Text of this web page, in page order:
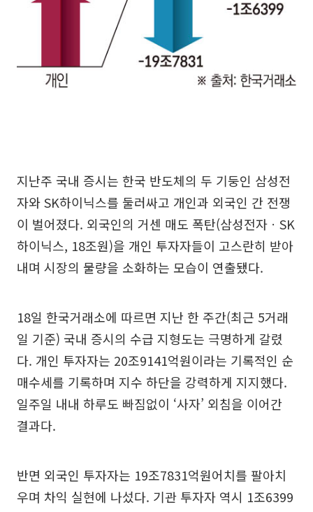
지난주 국내 증시는 한국 반도체의 두 기둥인 삼성전
자와 SK하이닉스를 둘러싸고 개인과 외국인 간 전쟁
이 벌어졌다. 외국인의 거센 매도 폭탄(삼성전자ㆍSK
하이닉스, 18조원)을 개인 투자자들이 고스란히 받아
내며 시장의 물량을 소화하는 모습이 연출됐다.
18일 한국거래소에 따르면 지난 한 주간(최근 5거래
일 기준) 국내 증시의 수급 지형도는 극명하게 갈렸
다. 개인 투자자는 20조9141억원이라는 기록적인 순
매수세를 기록하며 지수 하단을 강력하게 지지했다.
일주일 내내 하루도 빠짐없이 ‘사자’ 외침을 이어간
결과다.
반면 외국인 투자자는 19조7831억원어치를 팔아치
우며 차익 실현에 나섰다. 기관 투자자 역시 1조6399